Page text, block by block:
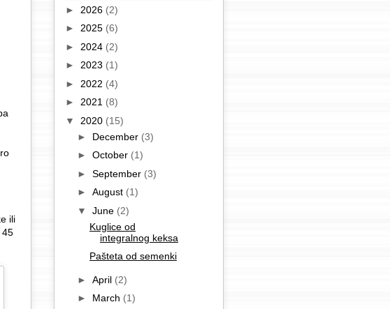
ili
45
► 2026 (2)
► 2025 (6)
► 2024 (2)
► 2023 (1)
► 2022 (4)
► 2021 (8)
▼ 2020 (15)
► December (3)
► October (1)
► September (3)
► August (1)
▼ June (2)
Kuglice od
integralnog keksa
Pašteta od semenki
► April (2)
► March (1)